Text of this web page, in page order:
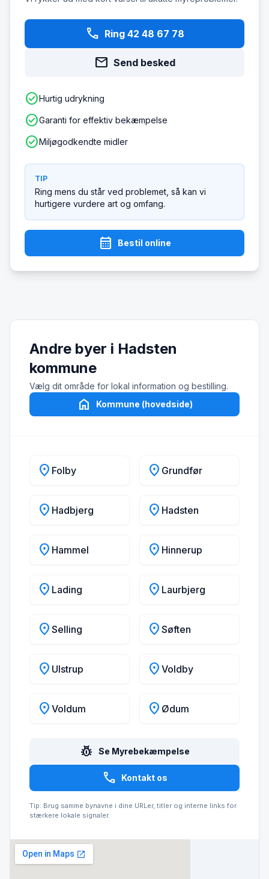
phone Ring 42 48 67 78
mail Send besked
check_circleHurtig udrykning
check_circleGaranti for effektiv bekæmpelse
check_circleMiljøgodkendte midler
TIP
Ring mens du står ved problemet, så kan vi
hurtigere vurdere art og omfang.
calendar_month Bestil online
Andre byer i Hadsten
kommune
Vælg dit område for lokal information og bestilling.
home Kommune (hovedside)
location_on Folby location_on Grundfør
location_on Hadbjerg location_on Hadsten
location_on Hammel location_on Hinnerup
location_on Lading location_on Laurbjerg
location_on Selling location_on Søften
location_on Ulstrup location_on Voldby
location_on Voldum location_on Ødum
pest_control Se Myrebekæmpelse
call Kontakt os
Tip: Brug samme bynavne i dine URLer, titler og interne links for
stærkere lokale signaler.